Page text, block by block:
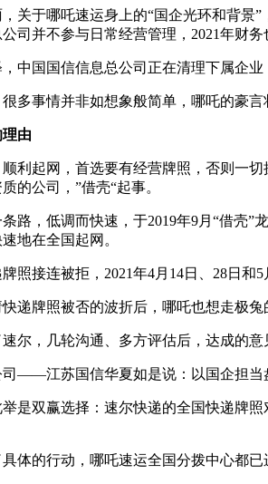
于哪吒速运身上的“国企光环和背景”
司并不参与日常经营管理，2021年财务
国国信信息总公司正在清理下属企业
事情并非如想象般简单，哪吒的豪言
由
起网，首选要有经营牌照，否则一切
的公司，”借壳“起事。
，低调而快速，于2019年9月“借壳”
地在全国起网。
接连被拒，2021年4月14日、28日和5
牌照被否的波折后，哪吒也想走极兔
，几轮沟通、多方评估后，达成的意
江苏国信华夏如是说：以国企担当
双赢选择：速尔快递的全国快递牌照
的行动，哪吒速运全国分拨中心都已